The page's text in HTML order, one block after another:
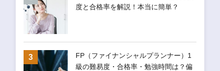
度と合格率を解説！本当に簡単？
FP（ファイナンシャルプランナー）1
級の難易度・合格率・勉強時間は？偏